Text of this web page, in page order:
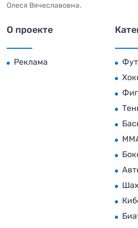
Олеся Вячеславовна.
О проекте
Реклама